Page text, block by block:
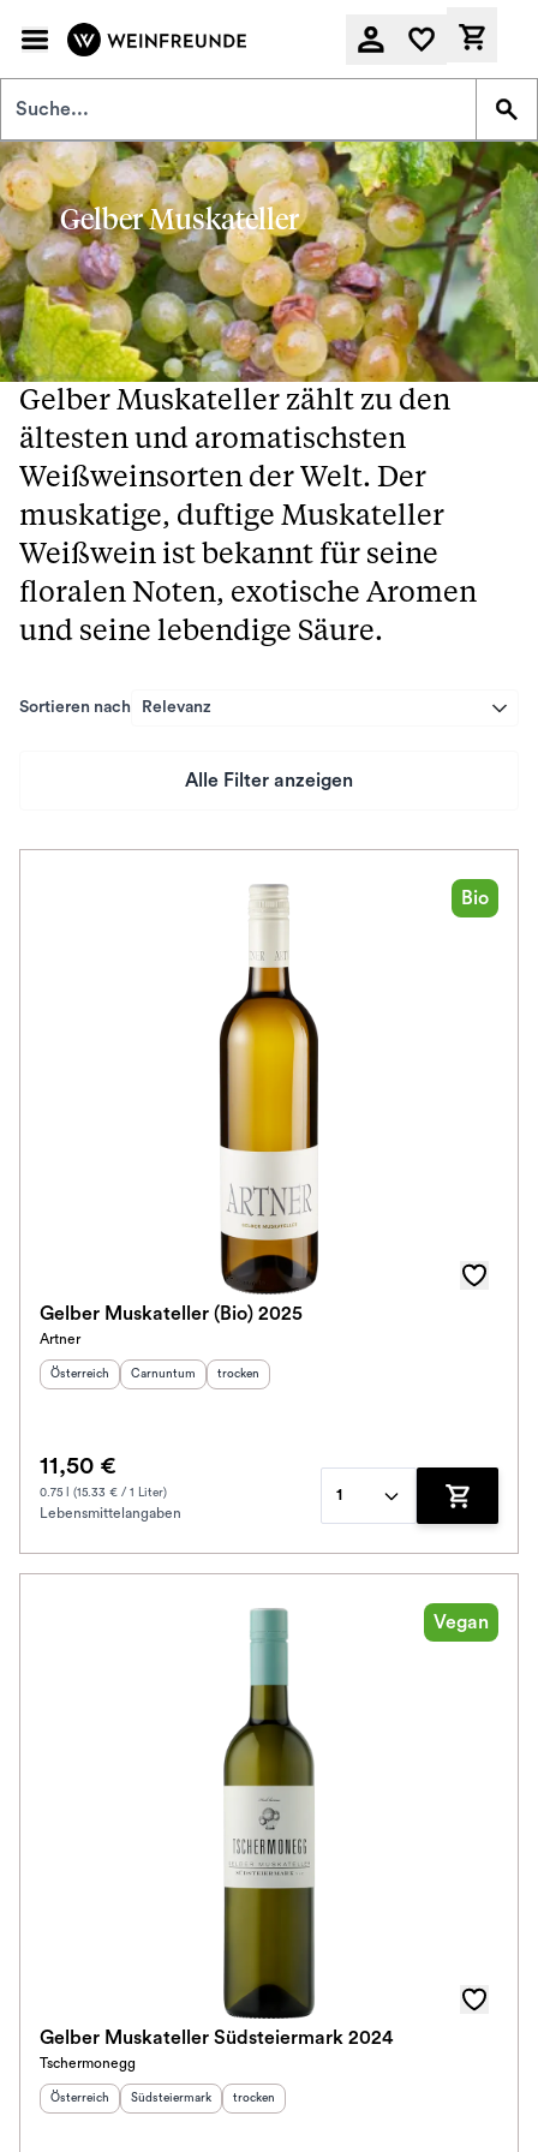
Gelber Muskateller
Gelber Muskateller zählt zu den
ältesten und aromatischsten
Weißweinsorten der Welt. Der
muskatige, duftige Muskateller
Weißwein ist bekannt für seine
floralen Noten, exotische Aromen
und seine lebendige Säure.
Sortieren nach Relevanz
Alle Filter anzeigen
Jahrgang
Bio
Gelber Muskateller (Bio) 2025
Artner
Herkunftsland
Österreich Herkunftsregion:
Carnuntum Geschmack
trocken
11,50 €
0.75 l (15.33 € / 1 Liter)
Lebensmittelangaben
1
Zum
Vegan
Gelber Muskateller Südsteiermark 2024
Tschermonegg
Herkunftsland
Österreich Herkunftsregion
Südsteiermark Geschmack
trocken